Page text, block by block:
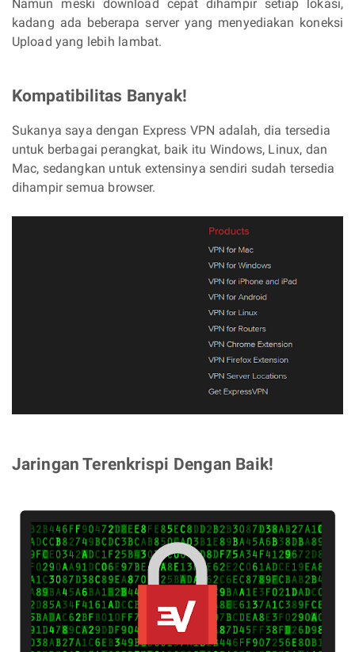
Namun meski download cepat dihampir setiap lokasi,
kadang ada beberapa server yang menyediakan koneksi
Upload yang lebih lambat.
Kompatibilitas Banyak!
Sukanya saya dengan Express VPN adalah, dia tersedia
untuk berbagai perangkat, baik itu Windows, Linux, dan
Mac, sedangkan untuk extensinya sendiri sudah tersedia
dihampir semua browser.
Jaringan Terenkrispi Dengan Baik!